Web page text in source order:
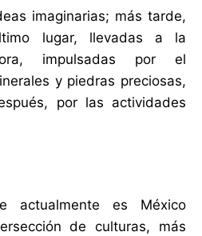
imaginarias; más tarde,
lugar, llevadas a la
impulsadas por el
y piedras preciosas,
por las actividades
actualmente es México
de culturas, más